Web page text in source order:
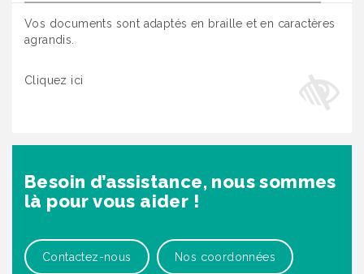
Vos documents sont adaptés en braille et en caractères
agrandis.
Cliquez ici
Besoin d’assistance, nous sommes
là pour vous aider !
Contactez-nous Nos coordonnées